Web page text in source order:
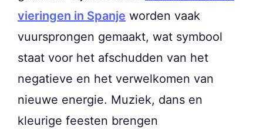
vieringen in Spanje worden vaak
vuursprongen gemaakt, wat symbool
staat voor het afschudden van het
negatieve en het verwelkomen van
nieuwe energie. Muziek, dans en
kleurige feesten brengen